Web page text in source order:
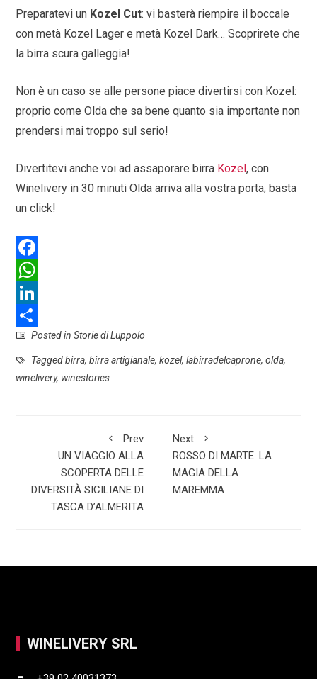
Preparatevi un Kozel Cut: vi basterà riempire il boccale
con metà Kozel Lager e metà Kozel Dark… Scoprirete che
la birra scura galleggia!
Non è un caso se alle persone piace divertirsi con Kozel:
proprio come Olda che sa bene quanto sia importante non
prendersi mai troppo sul serio!
Divertitevi anche voi ad assaporare birra Kozel, con
Winelivery in 30 minuti Olda arriva alla vostra porta; basta
un click!
F
a
c
e
b
o
W
h
a
t
s
L
i
n
k
S
h
a
Posted inStorie di Luppolo
Taggedbirra,birra artigianale,kozel,labirradelcaprone,olda,
winelivery, winestories
Prev
UN VIAGGIO ALLA
SCOPERTA DELLE
DIVERSITÀ SICILIANE DI
TASCA D’ALMERITA
Next
ROSSO DI MARTE: LA
MAGIA DELLA
MAREMMA
WINELIVERY SRL